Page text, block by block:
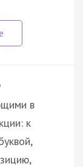
в
к